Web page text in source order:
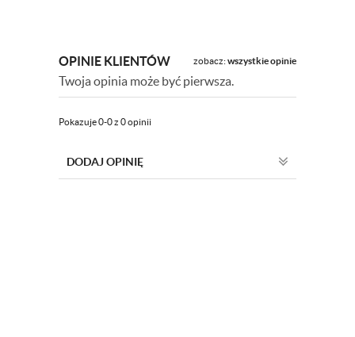
OPINIE KLIENTÓW zobacz:wszystkie opinie
Twoja opinia może być pierwsza.
Pokazuje 0-0 z 0 opinii
DODAJ OPINIĘ